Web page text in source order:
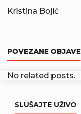
Kristina Bojić
POVEZANE OBJAVE
No related posts.
SLUŠAJTE UŽIVO